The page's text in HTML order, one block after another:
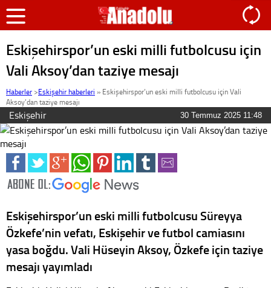
Eskişehirspor’un eski milli futbolcusu için
Vali Aksoy’dan taziye mesajı
Haberler >Eskişehir haberleri » Eskişehirspor’un eski milli futbolcusu için Vali
Aksoy’dan taziye mesajı
Eskişehir 30 Temmuz 2025 11:48
Eskişehirspor’un eski milli futbolcusu Süreyya
Özkefe’nin vefatı, Eskişehir ve futbol camiasını
yasa boğdu. Vali Hüseyin Aksoy, Özkefe için taziye
mesajı yayımladı